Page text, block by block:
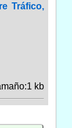
Tráfico,
kb